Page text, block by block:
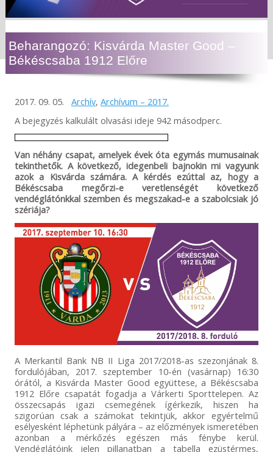
Beharangozó: Kisvárda Master Good –
Békéscsaba 1912 Előre
2017. 09. 05. Archív, Archívum – 2017.
A bejegyzés kalkulált olvasási ideje 942 másodperc.
Van néhány csapat, amelyek évek óta egymás mumusainak
tekinthetők. A következő, idegenbeli bajnokin mi vagyunk
azok a Kisvárda számára. A kérdés ezúttal az, hogy a
Békéscsaba megőrzi-e veretlenségét következő
vendéglátónkkal szemben és megszakad-e a szabolcsiak jó
szériája?
A Merkantil Bank NB II Liga 2017/2018-as szezonjának 8.
fordulójában, 2017. szeptember 10-én (vasárnap) 16:30
órától, a Kisvárda Master Good együttese, a Békéscsaba
1912 Előre csapatát fogadja a Várkerti Sporttelepen. Az
összecsapás igazi csemegének ígérkezik, hiszen ha
szigorúan csak a számokat tekintjük, akkor egyértelmű
esélyesként léphetünk pályára – az előzmények ismeretében
azonban a mérkőzés egészen más fénybe kerül.
Vendéglátóink jelen pillanatban a tabella ezüstérmes,